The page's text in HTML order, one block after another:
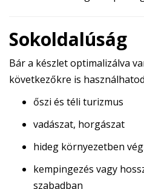
Sokoldalúság
Bár a készlet optimalizálva
következőkre is
őszi és téli turizmus
vadászat, horgászat
hideg környezetben
kempingezés vagy
szabadban